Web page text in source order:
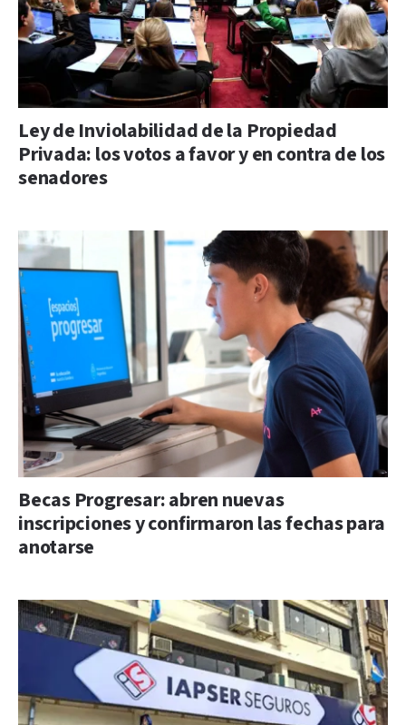
Ley de Inviolabilidad de la Propiedad
Privada: los votos a favor y en contra de los
senadores
Becas Progresar: abren nuevas
inscripciones y confirmaron las fechas para
anotarse